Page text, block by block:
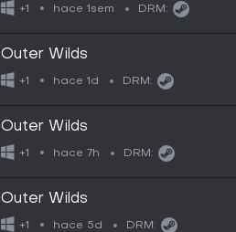
+1 hace 1sem DRM:
Outer Wilds
+1 hace 1d DRM:
Outer Wilds
+1 hace 7h DRM:
Outer Wilds
+1 hace 5d DRM: